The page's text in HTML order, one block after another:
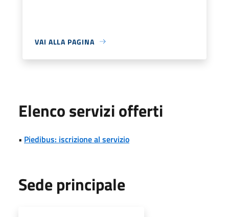
VAI ALLA PAGINA
Elenco servizi offerti
• Piedibus: iscrizione al servizio
Sede principale